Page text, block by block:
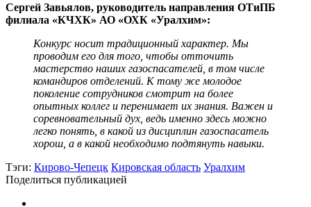
Сергей Завьялов, руководитель направления ОТиПБ
филиала «КЧХК» АО «ОХК «Уралхим»:
Конкурс носит традиционный характер. Мы
проводим его для того, чтобы отточить
мастерство наших газоспасателей, в том числе
командиров отделений. К тому же молодое
поколение сотрудников смотрит на более
опытных коллег и перенимает их знания. Важен и
соревновательный дух, ведь именно здесь можно
легко понять, в какой из дисциплин газоспасатель
хорош, а в какой необходимо подтянуть навыки.
Тэги: Кирово-Чепецк Кировская область Уралхим
Поделиться публикацией